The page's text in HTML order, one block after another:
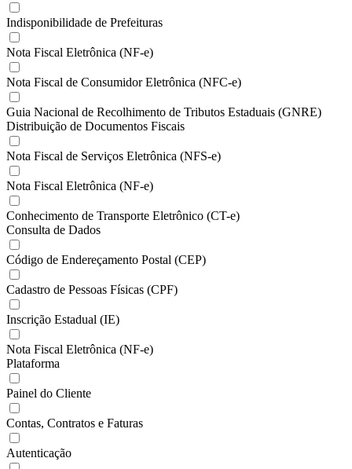
Indisponibilidade de Prefeituras
Nota Fiscal Eletrônica (NF-e)
Nota Fiscal de Consumidor Eletrônica (NFC-e)
Guia Nacional de Recolhimento de Tributos Estaduais (GNRE)
Distribuição de Documentos Fiscais
Nota Fiscal de Serviços Eletrônica (NFS-e)
Nota Fiscal Eletrônica (NF-e)
Conhecimento de Transporte Eletrônico (CT-e)
Consulta de Dados
Código de Endereçamento Postal (CEP)
Cadastro de Pessoas Físicas (CPF)
Inscrição Estadual (IE)
Nota Fiscal Eletrônica (NF-e)
Plataforma
Painel do Cliente
Contas, Contratos e Faturas
Autenticação